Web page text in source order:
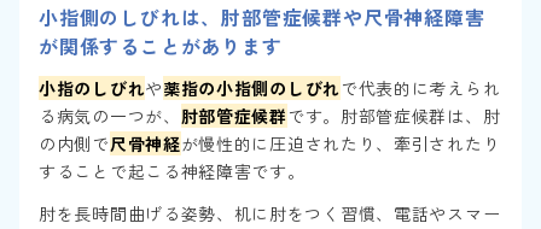
小指側のしびれは、肘部管症候群や尺骨神経障害
が関係することがあります
小指のしびれや薬指の小指側のしびれで代表的に考えられ
る病気の一つが、 肘部管症候群です。肘部管症候群は、肘
の内側で尺骨神経が慢性的に圧迫されたり、牽引されたり
することで起こる神経障害です。
肘を長時間曲げる姿勢、机に肘をつく習慣、電話やスマー